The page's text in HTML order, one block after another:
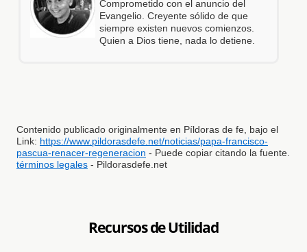
Comprometido con el anuncio del
Evangelio. Creyente sólido de que
siempre existen nuevos comienzos.
Quien a Dios tiene, nada lo detiene.
Contenido publicado originalmente en Píldoras de fe, bajo el
Link: https://www.pildorasdefe.net/noticias/papa-francisco-
pascua-renacer-regeneracion - Puede copiar citando la fuente.
términos legales - Pildorasdefe.net
Recursos de Utilidad